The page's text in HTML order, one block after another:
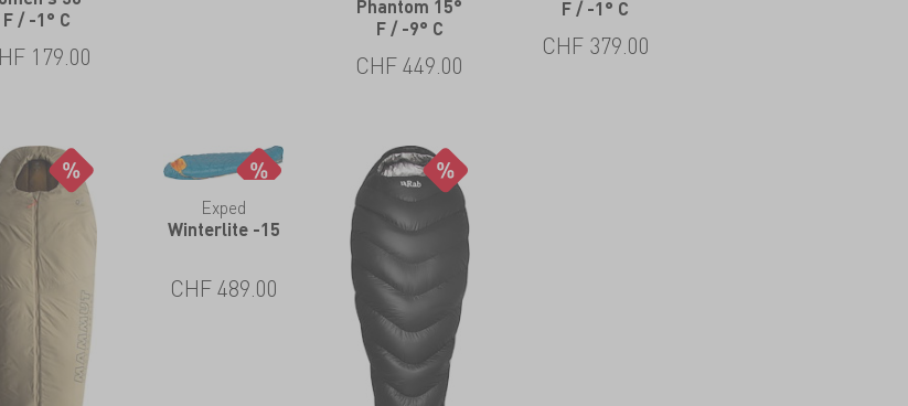
F / -1° C
179.00
Phantom 15°
F / -9° C
CHF449.00
F / -1° C
CHF 379.00
Exped
Winterlite -15
CHF489.00